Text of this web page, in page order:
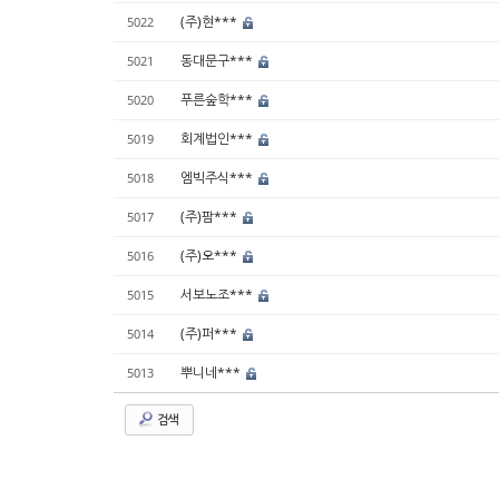
5022 (주)현***
5021 동대문구***
5020 푸른숲학***
5019 회계법인***
5018 엠빅주식***
5017 (주)팜***
5016 (주)오***
5015 서보노조***
5014 (주)퍼***
5013 뿌니네***
검색